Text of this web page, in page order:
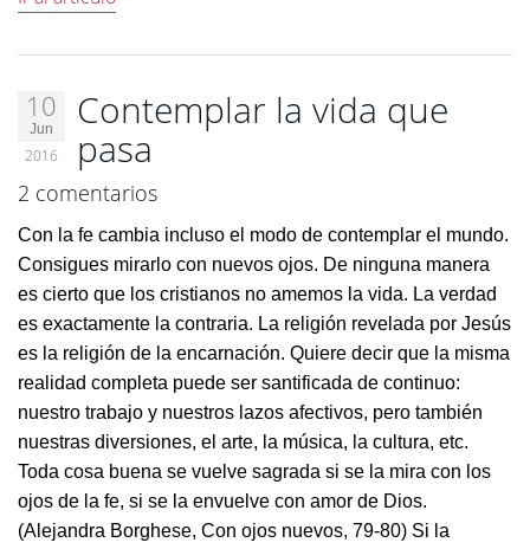
10
Jun
2016
Contemplar la vida que
pasa
2 comentarios
Con la fe cambia incluso el modo de contemplar el mundo.
Consigues mirarlo con nuevos ojos. De ninguna manera
es cierto que los cristianos no amemos la vida. La verdad
es exactamente la contraria. La religión revelada por Jesús
es la religión de la encarnación. Quiere decir que la misma
realidad completa puede ser santificada de continuo:
nuestro trabajo y nuestros lazos afectivos, pero también
nuestras diversiones, el arte, la música, la cultura, etc.
Toda cosa buena se vuelve sagrada si se la mira con los
ojos de la fe, si se la envuelve con amor de Dios.
(Alejandra Borghese, Con ojos nuevos, 79-80) Si la